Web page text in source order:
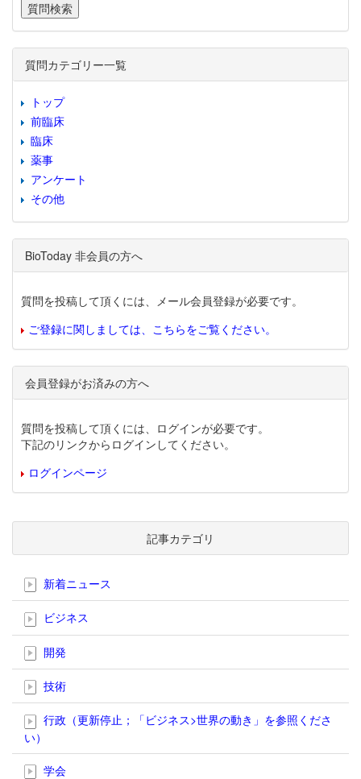
質問カテゴリー一覧
トップ
前臨床
臨床
薬事
アンケート
その他
BioToday 非会員の方へ
質問を投稿して頂くには、メール会員登録が必要です。
ご登録に関しましては、こちらをご覧ください。
会員登録がお済みの方へ
質問を投稿して頂くには、ログインが必要です。
下記のリンクからログインしてください。
ログインページ
記事カテゴリ
新着ニュース
ビジネス
開発
技術
行政（更新停止；「ビジネス>世界の動き」を参照くださ
い）
学会